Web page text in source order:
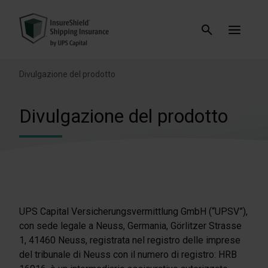
Divulgazione del prodotto
Divulgazione del prodotto
UPS Capital Versicherungsvermittlung GmbH (“UPSV”),
con sede legale a Neuss, Germania, Görlitzer Strasse
1, 41460 Neuss, registrata nel registro delle imprese
del tribunale di Neuss con il numero di registro: HRB